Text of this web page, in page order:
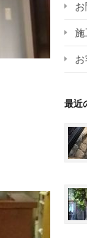
施
最近